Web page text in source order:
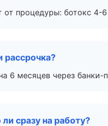
от процедуры: ботокс
рассрочка?
6 месяцев через банки-
сразу на работу?